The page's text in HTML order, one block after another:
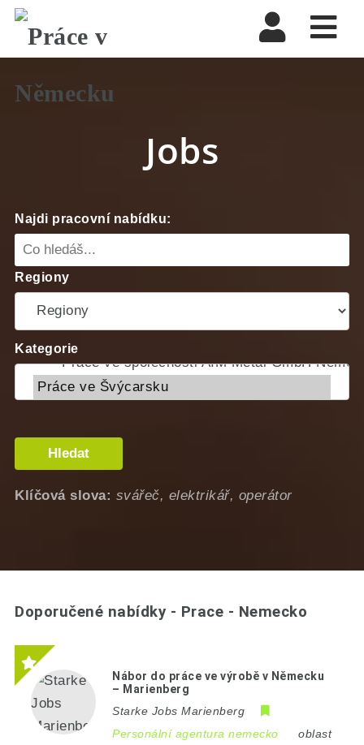
Jobs
Najdi pracovní nabídku:
Regiony
Kategorie
Hledat
Klíčová slova: svářeč, elektrikář, operátor
Doporučené nabídky - Prace - Nemecko
Nábor do práce ve výrobě v Německu
– Marienberg
Starke Jobs Marienberg
Personální agentura nemecko
oblast